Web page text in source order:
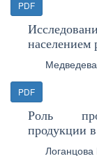
PDF
населением
PDF
Роль
продукции